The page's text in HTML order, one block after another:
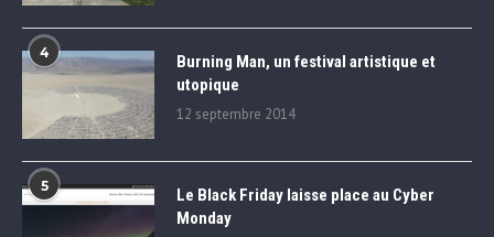
4
Burning Man, un festival artistique et
utopique
12 septembre 2014
5
Le Black Friday laisse place au Cyber
Monday